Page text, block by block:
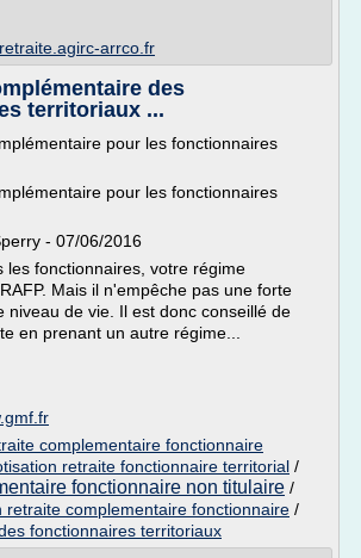
arrco.fr
des
territoriaux ...
pour les fonctionnaires
pour les fonctionnaires
- 07/06/2016
les fonctionnaires, votre régime
Mais il n'empêche pas une forte
niveau de vie. Il est donc conseillé de
en prenant un autre régime...
complementaire fonctionnaire
retraite fonctionnaire territorial /
fonctionnaire non titulaire /
retraite complementaire fonctionnaire /
fonctionnaires territoriaux